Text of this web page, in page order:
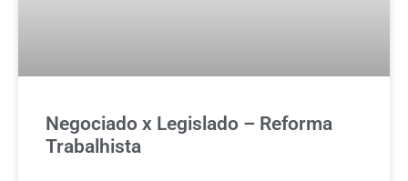
Negociado x Legislado – Reforma
Trabalhista